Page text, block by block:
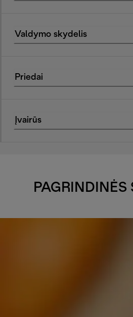
Valdymo skydelis
Priedai
Įvairūs
PAGRINDINĖS